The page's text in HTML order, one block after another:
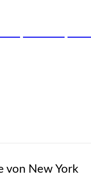
von New York